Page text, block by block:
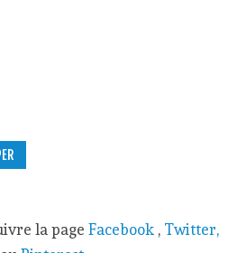
la pageFacebook , Twitter,